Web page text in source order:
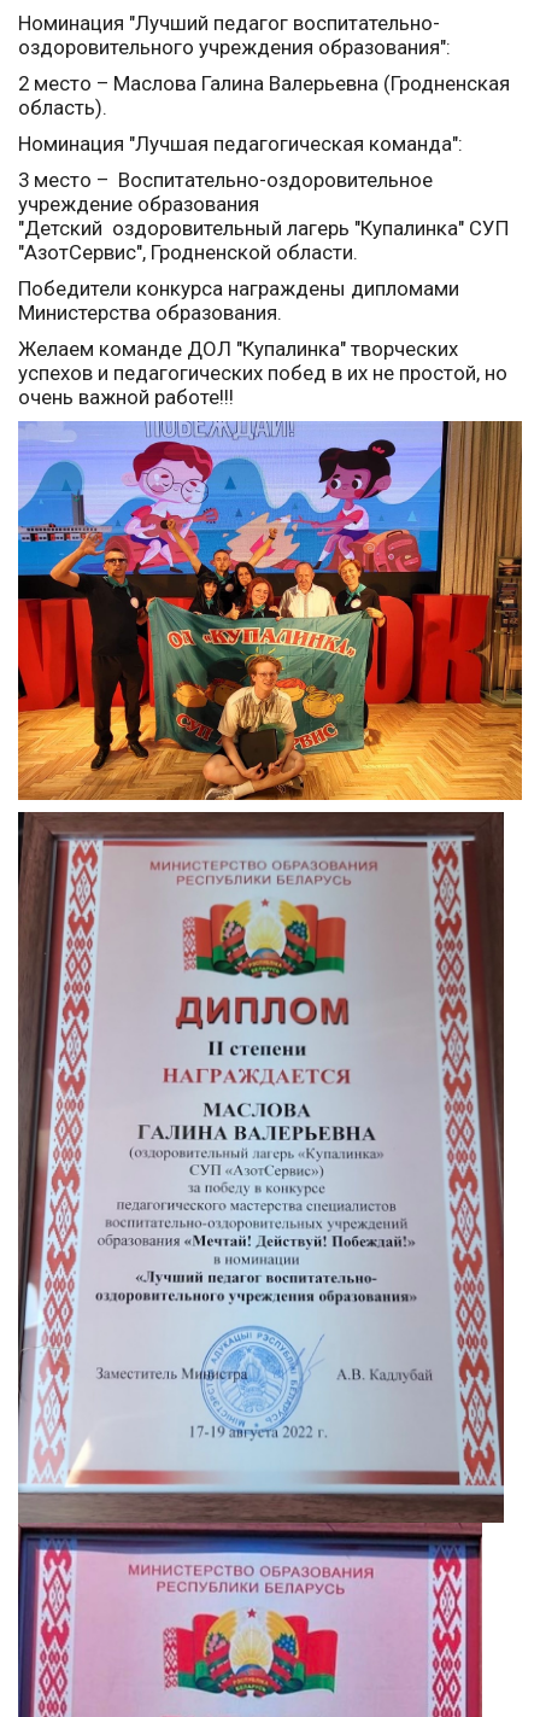
Номинация "Лучший педагог воспитательно-
оздоровительного учреждения образования":
2 место – Маслова Галина Валерьевна (Гродненская
область).
Номинация "Лучшая педагогическая команда":
3 место – Воспитательно-оздоровительное
учреждение образования
"Детский оздоровительный лагерь "Купалинка" СУП
"АзотСервис", Гродненской области.
Победители конкурса награждены дипломами
Министерства образования.
Желаем команде ДОЛ "Купалинка" творческих
успехов и педагогических побед в их не простой, но
очень важной работе!!!